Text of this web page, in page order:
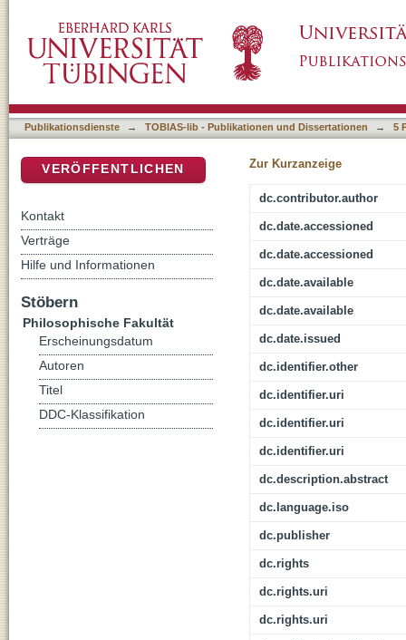
Publikationsdienste → TOBIAS-lib - Publikationen und Dissertationen → 5
Zur Kurzanzeige
dc.contributor.author
dc.date.accessioned
dc.date.accessioned
dc.date.available
dc.date.available
dc.date.issued
dc.identifier.other
dc.identifier.uri
dc.identifier.uri
dc.identifier.uri
dc.description.abstract
dc.language.iso
dc.publisher
dc.rights
dc.rights.uri
dc.rights.uri
VERÖFFENTLICHEN
Kontakt
Verträge
Hilfe und Informationen
Stöbern
Philosophische Fakultät
Erscheinungsdatum
Autoren
Titel
DDC-Klassifikation